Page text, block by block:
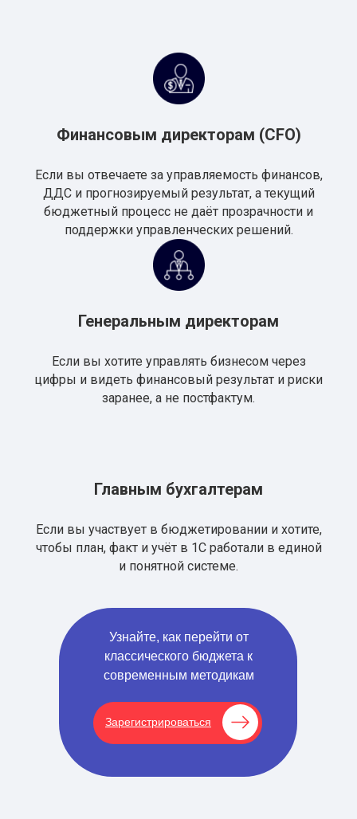
Финансовым директорам (CFO)
Если вы отвечаете за управляемость финансов,
ДДС и прогнозируемый результат, а текущий
бюджетный процесс не даёт прозрачности и
поддержки управленческих решений.
Генеральным директорам
Если вы хотите управлять бизнесом через
цифры и видеть финансовый результат и риски
заранее, а не постфактум.
Главным бухгалтерам
Если вы участвует в бюджетировании и хотите,
чтобы план, факт и учёт в 1С работали в единой
и понятной системе.
Зарегистрироваться
Узнайте, как перейти от
классического бюджета к
современным методикам